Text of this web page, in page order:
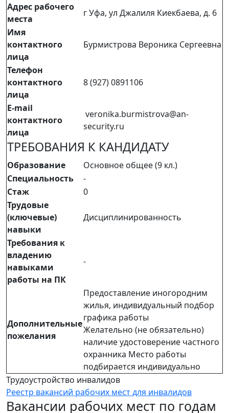
Адрес рабочего
места
г Уфа, ул Джалиля Киекбаева, д. 6
Имя
контактного
лица
Бурмистрова Вероника Сергеевна
Телефон
контактного
лица
8 (927) 0891106
E-mail
контактного
лица
veronika.burmistrova@an-
security.ru
ТРЕБОВАНИЯ К КАНДИДАТУ
Образование
Основное общее (9 кл.)
Специальность
-
Стаж
0
Трудовые
(ключевые)
навыки
Дисциплинированность
Требования к
владению
навыками
работы на ПК
-
Дополнительные
пожелания
Предоставление иногородним
жилья, индивидуальный подбор
графика работы
Желательно (не обязательно)
наличие удостоверение частного
охранника Место работы
подбирается индивидуально
Трудоустройство инвалидов
Реестр вакансий рабочих мест для инвалидов
Вакансии рабочих мест по годам